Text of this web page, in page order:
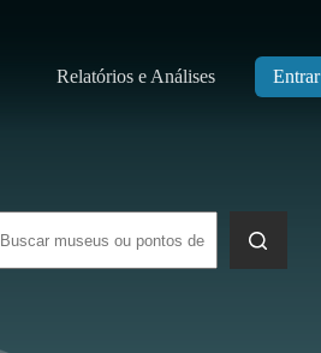
Relatórios e Análises Entrar
resultados